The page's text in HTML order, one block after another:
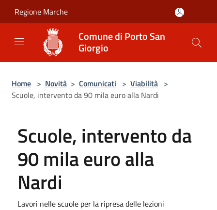
Regione Marche
Comune di Porto San
Giorgio
Home > Novità > Comunicati > Viabilità >
Scuole, intervento da 90 mila euro alla Nardi
Scuole, intervento da
90 mila euro alla
Nardi
Lavori nelle scuole per la ripresa delle lezioni